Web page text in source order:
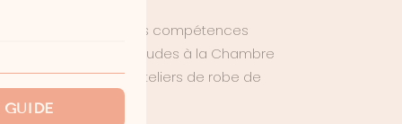
Ying lui ont offert les compétences
de la Maison, ses études à la Chambre
Les autres ateliers de robe de
expertise.